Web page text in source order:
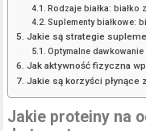
Rodzaje białka: białko
Suplementy białkowe:
Jakie są strategie
Optymalne
Jak aktywność fizyczna
Jakie są korzyści płynące
Jakie proteiny na